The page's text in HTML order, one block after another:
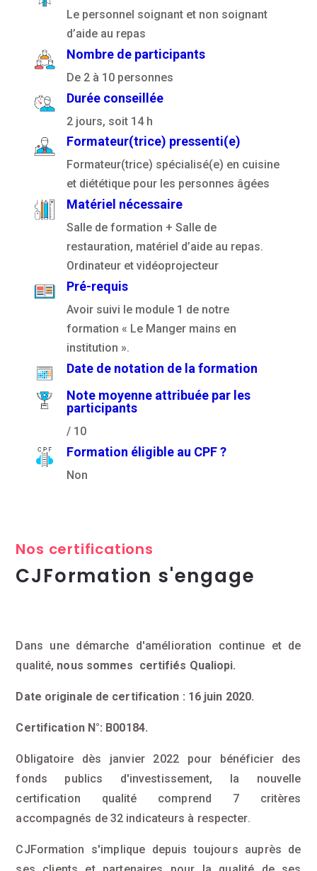
Le personnel soignant et non soignant
d’aide au repas
Nombre de participants
De 2 à 10 personnes
Durée conseillée
2 jours, soit 14 h
Formateur(trice) pressenti(e)
Formateur(trice) spécialisé(e) en cuisine
et diététique pour les personnes âgées
Matériel nécessaire
Salle de formation + Salle de
restauration, matériel d’aide au repas.
Ordinateur et vidéoprojecteur
Pré-requis
Avoir suivi le module 1 de notre
formation « Le Manger mains en
institution ».
Date de notation de la formation
Note moyenne attribuée par les
participants
/ 10
Formation éligible au CPF ?
Non
Nos certifications
CJFormation s'engage
Dans une démarche d'amélioration continue et de
qualité, nous sommes certifiés Qualiopi.
Date originale de certification : 16 juin 2020.
Certification N°: B00184.
Obligatoire dès janvier 2022 pour bénéficier des
fonds publics d'investissement, la nouvelle
certification qualité comprend 7 critères
accompagnés de 32 indicateurs à respecter.
CJFormation s'implique depuis toujours auprès de